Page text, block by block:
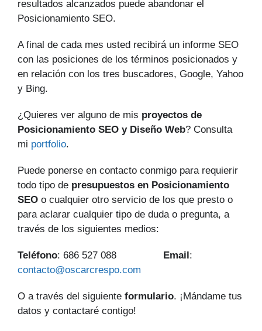
resultados alcanzados puede abandonar el
Posicionamiento SEO.
A final de cada mes usted recibirá un informe SEO
con las posiciones de los términos posicionados y
en relación con los tres buscadores, Google, Yahoo
y Bing.
¿Quieres ver alguno de mis proyectos de
Posicionamiento SEO y Diseño Web? Consulta
mi portfolio.
Puede ponerse en contacto conmigo para requierir
todo tipo de presupuestos en Posicionamiento
SEO o cualquier otro servicio de los que presto o
para aclarar cualquier tipo de duda o pregunta, a
través de los siguientes medios:
Teléfono: 686 527 088 Email :
contacto@oscarcrespo.com
O a través del siguiente formulario. ¡Mándame tus
datos y contactaré contigo!